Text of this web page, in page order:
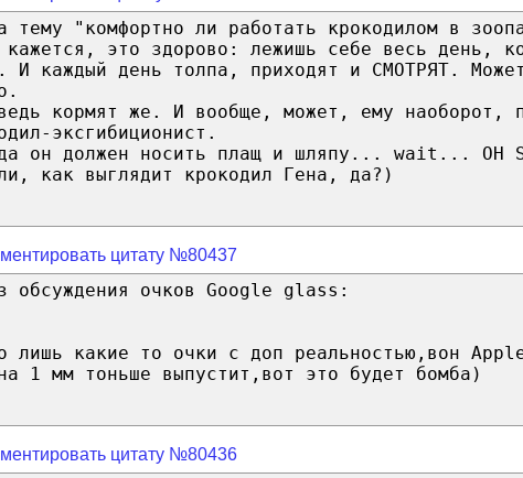
тему "комфортно ли работать крокодилом в
это здорово: лежишь себе весь день,
каждый день толпа, приходят и СМОТРЯТ.
кормят же. И вообще, может, ему наоборот,
эксгибиционист.
он должен носить плащ и шляпу... wait... OH
как выглядит крокодил Гена, да?)
цитату №80437
обсуждения очков Google glass:
лишь какие то очки с доп реальностью,вон
1 мм тоньше выпустит,вот это будет бомба)
цитату №80436